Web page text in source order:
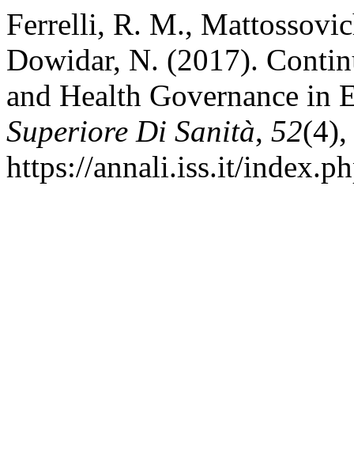
Ferrelli, R. M.,
Dowidar, N. (2017).
and Health Governance in
Superiore Di Sanità, 52(4),
https://annali.iss.it/